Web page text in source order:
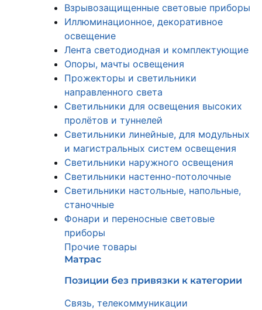
Взрывозащищенные световые приборы
Иллюминационное, декоративное
освещение
Лента светодиодная и комплектующие
Опоры, мачты освещения
Прожекторы и светильники
направленного света
Светильники для освещения высоких
пролётов и туннелей
Светильники линейные, для модульных
и магистральных систем освещения
Светильники наружного освещения
Светильники настенно-потолочные
Светильники настольные, напольные,
станочные
Фонари и переносные световые
приборы
Прочие товары
Матрас
Позиции без привязки к категории
Связь, телекоммуникации